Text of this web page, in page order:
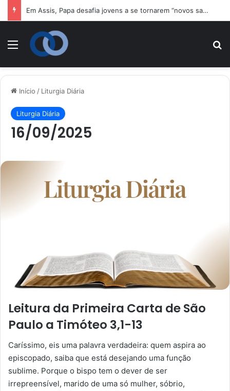
Em Assis, Papa desafia jovens a se tornarem “novos santos”
Menu
Início / Liturgia Diária
Liturgia Diária
16/09/2025
Leitura da Primeira Carta de São
Paulo a Timóteo 3,1-13
Caríssimo, eis uma palavra verdadeira: quem aspira ao
episcopado, saiba que está desejando uma função
sublime. Porque o bispo tem o dever de ser
irrepreensível, marido de uma só mulher, sóbrio,